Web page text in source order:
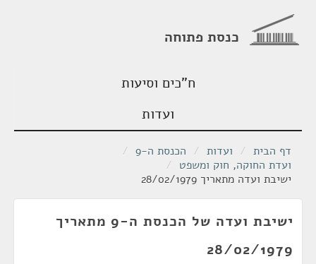
כנסת פתוחה
ח"כים וסיעות
ועדות
דף הבית / ועדות / הכנסת ה-9
/
ועדת החוקה, חוק ומשפט /
ישיבת ועדה מתאריך 28/02/1979
ישיבת ועדה של הכנסת ה-9 מתאריך
28/02/1979